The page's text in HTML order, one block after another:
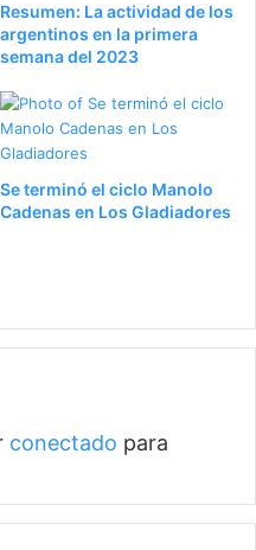
Resumen: La actividad de los
argentinos en la primera
semana del 2023
Se terminó el ciclo Manolo
Cadenas en Los Gladiadores
conectado para